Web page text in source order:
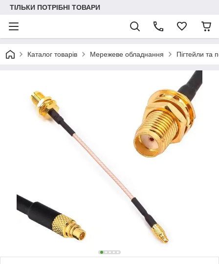
ТІЛЬКИ ПОТРІБНІ ТОВАРИ
Каталог товарів Мережеве обладнання Пігтейли та